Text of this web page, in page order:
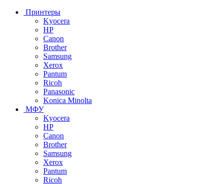
Принтеры
Kyocera
HP
Canon
Brother
Samsung
Xerox
Pantum
Ricoh
Panasonic
Konica Minolta
МФУ
Kyocera
HP
Canon
Brother
Samsung
Xerox
Pantum
Ricoh